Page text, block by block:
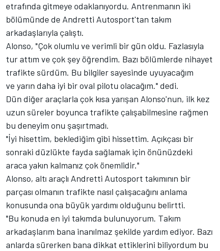
etrafında gitmeye odaklanıyordu. Antrenmanın iki
bölümünde de Andretti Autosport'tan takım
arkadaşlarıyla çalıştı.
Alonso, "Çok olumlu ve verimli bir gün oldu. Fazlasıyla
tur attım ve çok şey öğrendim. Bazı bölümlerde nihayet
trafikte sürdüm. Bu bilgiler sayesinde uyuyacağım
ve yarın daha iyi bir oval pilotu olacağım." dedi.
Dün diğer araçlarla çok kısa yarışan Alonso'nun, ilk kez
uzun süreler boyunca trafikte çalışabilmesine rağmen
bu deneyim onu şaşırtmadı.
"İyi hisettim, beklediğim gibi hissettim. Açıkçası bir
sonraki düzlükte fayda sağlamak için önünüzdeki
araca yakın kalmanız çok önemlidir."
Alonso, altı araçlı Andretti Autosport takımının bir
parçası olmanın trafikte nasıl çalışacağını anlama
konusunda ona büyük yardımı olduğunu belirtti.
"Bu konuda en iyi takımda bulunuyorum. Takım
arkadaşlarım bana inanılmaz şekilde yardım ediyor. Bazı
anlarda sürerken bana dikkat ettiklerini biliyordum bu